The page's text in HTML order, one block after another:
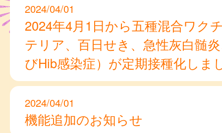
2024/04/01
2024年4月1日から五種混合ワク
テリア、百日せき、急性灰白髄
びHib感染症）が定期接種化しま
2024/04/01
機能追加のお知らせ